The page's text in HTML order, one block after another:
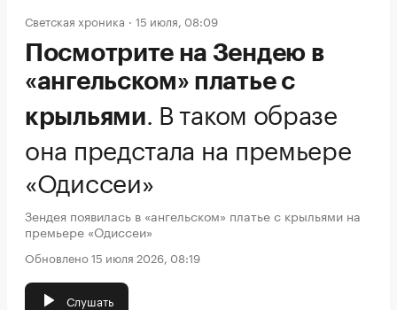
Светская хроника 15 июля, 08:09
Посмотрите на Зендею в
«ангельском» платье с
крыльями. В таком образе
она предстала на премьере
«Одиссеи»
Зендея появилась в «ангельском» платье с крыльями на
премьере «Одиссеи»
Обновлено 15 июля 2026, 08:19
Слушать